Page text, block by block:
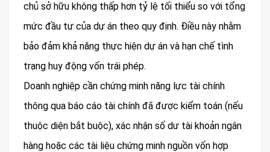
chủ sở hữu không thấp hơn tỷ lệ tối thiểu so với tổng
mức đầu tư của dự án theo quy định. Điều này nhằm
bảo đảm khả năng thực hiện dự án và hạn chế tình
trạng huy động vốn trái phép.
Doanh nghiệp cần chứng minh năng lực tài chính
thông qua báo cáo tài chính đã được kiểm toán (nếu
thuộc diện bắt buộc), xác nhận số dư tài khoản ngân
hàng hoặc các tài liệu chứng minh nguồn vốn hợp